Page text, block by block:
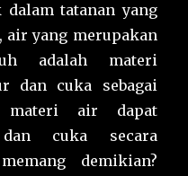
tatanan yang
air yang merupakan
adalah materi
dan cuka sebagai
materi air dapat
cuka secara
demikian?